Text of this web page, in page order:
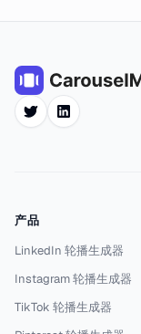
TwitterLinkedIn
产品
LinkedIn 轮播生成器
Instagram 轮播生成器
TikTok 轮播生成器